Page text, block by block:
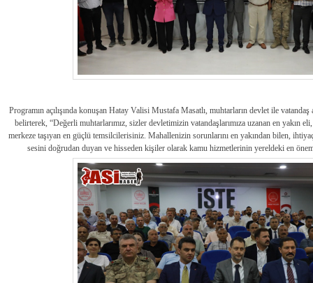
Programın açılışında konuşan Hatay Valisi Mustafa Masatlı, muhtarların devlet ile
belirterek, “Değerli muhtarlarımız, sizler devletimizin vatandaşlarımıza uzanan en yakın
merkeze taşıyan en güçlü temsilcilerisiniz. Mahallenizin sorunlarını en yakından bilen,
sesini doğrudan duyan ve hisseden kişiler olarak kamu hizmetlerinin yereldeki en